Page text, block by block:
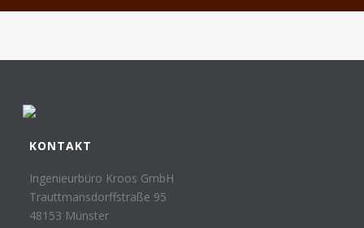
KONTAKT
Ingenieurbüro Kroos GmbH
Trauttmansdorffstraße 95
48153 Münster